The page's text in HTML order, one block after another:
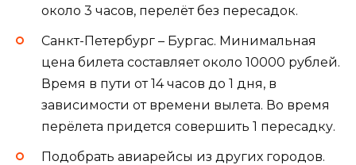
около 3 часов, перелёт без пересадок.
Санкт-Петербург – Бургас. Минимальная
цена билета составляет около 10000 рублей.
Время в пути от 14 часов до 1 дня, в
зависимости от времени вылета. Во время
перёлета придется совершить 1 пересадку.
Подобрать авиарейсы из других городов.